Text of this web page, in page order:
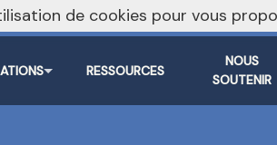
RESSOURCES
NOUS
SOUTENIR
de cookies pour vous